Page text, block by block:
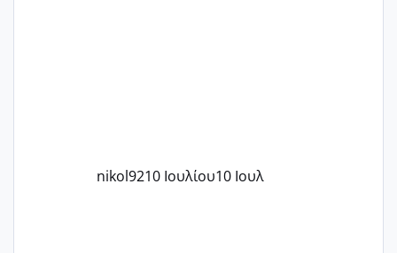
nikol9210 Ιουλίου10 Ιουλ